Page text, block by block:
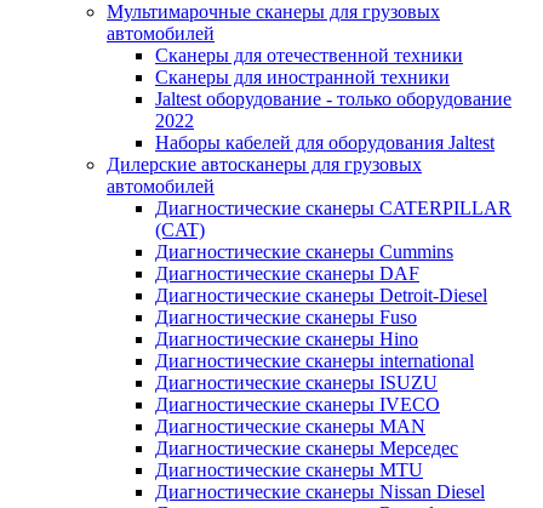
Мультимарочные сканеры для грузовых
автомобилей
Сканеры для отечественной техники
Сканеры для иностранной техники
Jaltest оборудование - только оборудование
2022
Наборы кабелей для оборудования Jaltest
Дилерские автосканеры для грузовых
автомобилей
Диагностические сканеры CATERPILLAR
(CAT)
Диагностические сканеры Cummins
Диагностические сканеры DAF
Диагностические сканеры Detroit-Diesel
Диагностические сканеры Fuso
Диагностические сканеры Hino
Диагностические сканеры international
Диагностические сканеры ISUZU
Диагностические сканеры IVECO
Диагностические сканеры MAN
Диагностические сканеры Мерседес
Диагностические сканеры MTU
Диагностические сканеры Nissan Diesel